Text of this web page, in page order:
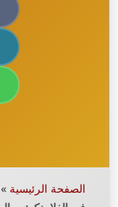
الصفحة الرئيسية »